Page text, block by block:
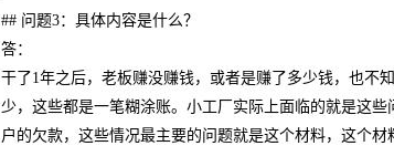
## 问题3：具体内容是什么？
答：
干了1年之后，老板赚没赚钱，或者是赚了多少钱，也不
少，这些都是一笔糊涂账。小工厂实际上面临的就是这
户的欠款，这些情况最主要的问题就是这个材料，这个